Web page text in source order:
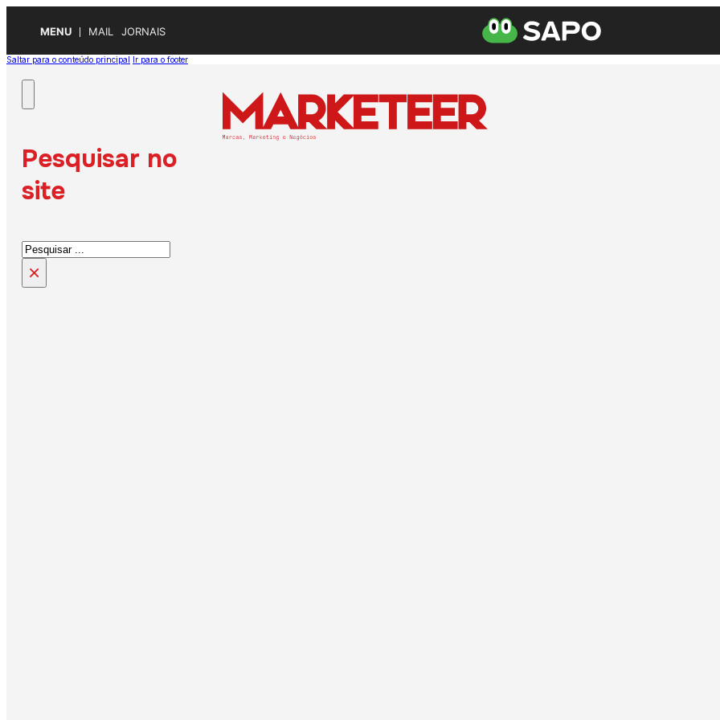
MENU MAIL JORNAIS
Saltar para o conteúdo principal Ir para o footer
Pesquisar no
site
Pesquisar
×